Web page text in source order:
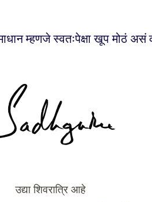
म्हणजे स्वतःपेक्षा खूप मोठं असं
उद्या शिवरात्रि आहे